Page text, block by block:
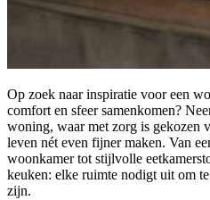
Op zoek naar inspiratie voor een
comfort en sfeer samenkomen?
woning, waar met zorg is gekozen
leven nét even fijner maken. Van
woonkamer tot stijlvolle
keuken: elke ruimte nodigt uit om
zijn.